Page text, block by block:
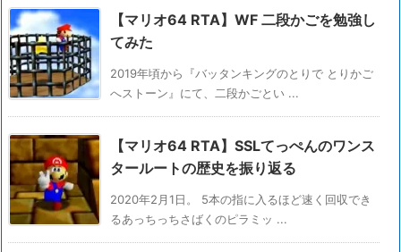
【マリオ64 RTA】WF 二段かごを勉強し
てみた
2019年頃から『バッタンキングのとりで とりかご
へストーン』にて、二段かごとい ...
【マリオ64 RTA】SSLてっぺんのワンス
タールートの歴史を振り返る
2020年2月1日。 5本の指に入るほど速く回収でき
るあっちっちさばくのピラミッ ...